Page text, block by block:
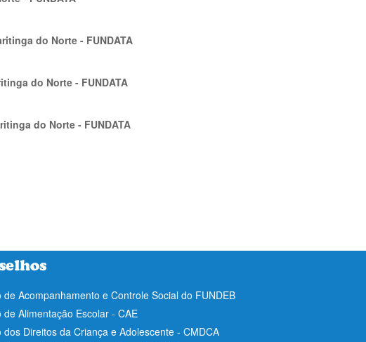
do Norte - FUNDATA
do Norte - FUNDATA
do Norte - FUNDATA
de Acompanhamento e Controle Social do FUNDEB
de Alimentação Escolar - CAE
dos Direitos da Criança e Adolescente - CMDCA